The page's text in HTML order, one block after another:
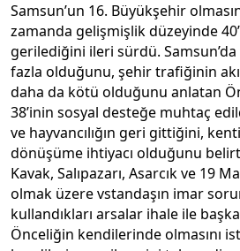
Samsun’un 16. Büyükşehir
zamanda gelişmişlik düzeyinde
gerilediğini ileri sürdü.
fazla olduğunu, şehir trafiğinin
daha da kötü olduğunu anlatan
38’inin sosyal desteğe muhtaç
ve hayvancılığın geri gittiğini,
dönüşüme ihtiyacı olduğunu
Kavak, Salıpazarı, Asarcık ve 19
olmak üzere vstandaşın imar
kullandıkları arsalar ihale ile
Önceliğin kendilerinde olmasını